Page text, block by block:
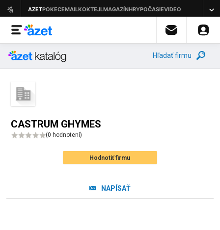
Hľadať firmu
CASTRUM GHYMES
(0 hodnotení)
Hodnotiť firmu
NAPÍSAŤ